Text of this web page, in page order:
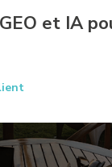
et IA